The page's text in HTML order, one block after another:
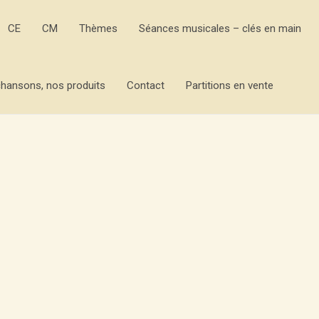
CE CM Thèmes Séances musicales – clés en main
nos produits Contact Partitions en vente